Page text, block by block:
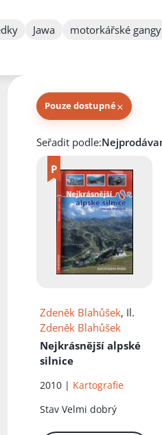
Jawa motorkářské gangy
Pouze dostupné×
Knihy autora
Seřadit podle:
Zdeněk Blahůšek, Il.
Zdeněk Blahůšek
Nejkrásnější alpské
silnice
2010 | Kartografie
StavVelmi dobrý